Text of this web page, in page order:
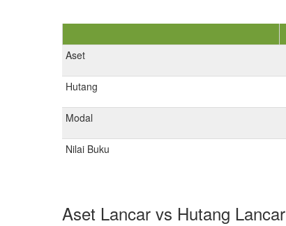
Aset
Hutang
Modal
Nilai Buku
Aset Lancar vs Hutang Lancar